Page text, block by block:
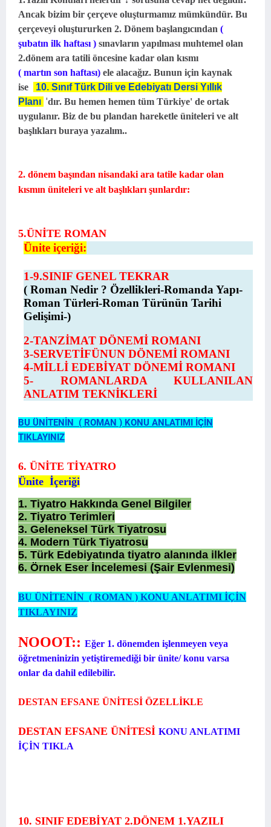
Ancak bizim bir çerçeve oluşturmamız mümkündür. Bu
çerçeveyi oluştururken 2. Dönem başlangıcından (
şubatın ilk haftası ) sınavların yapılması muhtemel olan
2.dönem ara tatili öncesine kadar olan kısmı
( martın son haftası) ele alacağız. Bunun için kaynak
ise
10. Sınıf Türk Dili ve Edebiyatı Dersi Yıllık
Planı 'dır. Bu hemen hemen tüm Türkiye' de ortak
uygulanır. Biz de bu plandan hareketle üniteleri ve alt
başlıkları buraya yazalım..
2. dönem başından nisandaki ara tatile kadar olan
kısmın üniteleri ve alt başlıkları şunlardır:
5.ÜNİTE ROMAN
Ünite içeriği:
1-9.SINIF GENEL TEKRAR
(Roman Nedir ? Özellikleri-Romanda Yapı-
Roman Türleri-Roman Türünün Tarihi
Gelişimi-)
2-TANZİMAT DÖNEMİ ROMANI
3-SERVETİFÜNUN DÖNEMİ ROMANI
4-MİLLİ EDEBİYAT DÖNEMİ ROMANI
5- ROMANLARDA KULLANILAN
ANLATIM TEKNİKLERİ
BU ÜNİTENİN ( ROMAN ) KONU ANLATIMI İÇİN
TIKLAYINIZ
6. ÜNİTE TİYATRO
Ünite İçeriği
1. Tiyatro Hakkında Genel Bilgiler
2. Tiyatro Terimleri
3. Geleneksel Türk Tiyatrosu
4. Modern Türk Tiyatrosu
5. Türk Edebiyatında tiyatro alanında ilkler
6. Örnek Eser İncelemesi (Şair Evlenmesi)
BU ÜNİTENİN ( ROMAN ) KONU ANLATIMI İÇİN
TIKLAYINIZ
NOOOT:: Eğer 1. dönemden işlenmeyen veya
öğretmeninizin yetiştiremediği bir ünite/ konu varsa
onlar da dahil edilebilir.
DESTAN EFSANE ÜNİTESİ ÖZELLİKLE
DESTAN EFSANE ÜNİTESİ KONU ANLATIMI
İÇİN TIKLA
10. SINIF EDEBİYAT 2.DÖNEM 1.YAZILI